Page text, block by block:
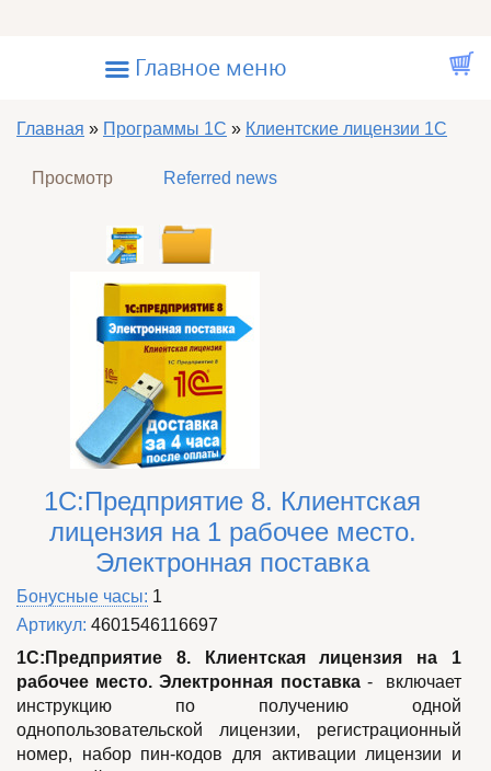
☰ Главное меню
Вы здесь
Главная » Программы 1С » Клиентские лицензии 1С
Главные вкладки
Просмотр (активная вкладка)
Referred news
1С:Предприятие 8. Клиентская
лицензия на 1 рабочее место.
Электронная поставка
Характеристики
Бонусные часы: 1
Артикул: 4601546116697
1С:Предприятие 8. Клиентская лицензия на 1
рабочее место. Электронная поставка-
включает
инструкцию по получению одной
однопользовательской лицензии, регистрационный
номер, набор пин-кодов для активации лицензии и